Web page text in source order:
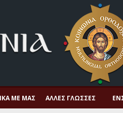
ΜΕ ΜΑΣ ΆΛΛΕΣ ΓΛΏΣΣΕΣ